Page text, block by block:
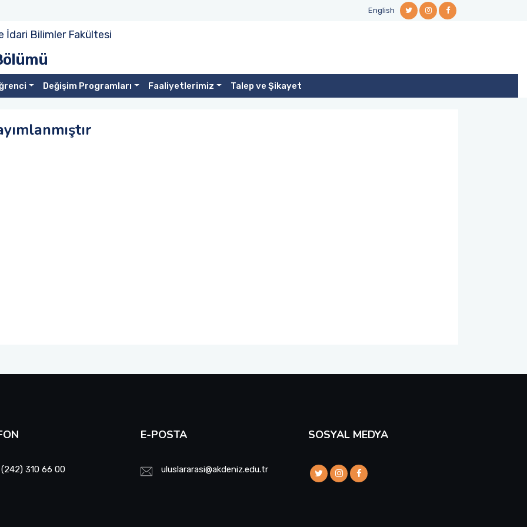
English
İdari Bilimler Fakültesi
Değişim Programları Faaliyetlerimiz Talep ve Şikayet
310 66 00
E-POSTA
uluslararasi@akdeniz.edu.tr
SOSYAL MEDYA